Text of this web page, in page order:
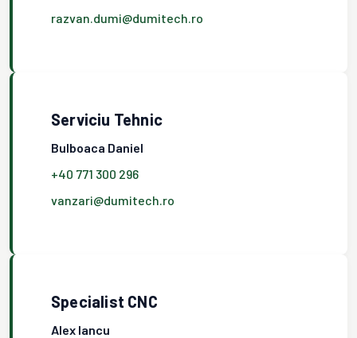
razvan.dumi@dumitech.ro
Serviciu Tehnic
Bulboaca Daniel
+40 771 300 296
vanzari@dumitech.ro
Specialist CNC
Alex Iancu